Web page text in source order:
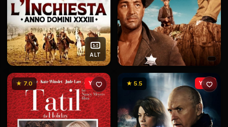
ALT
★ 7.0 YENİ ★ 5.5 YENİ